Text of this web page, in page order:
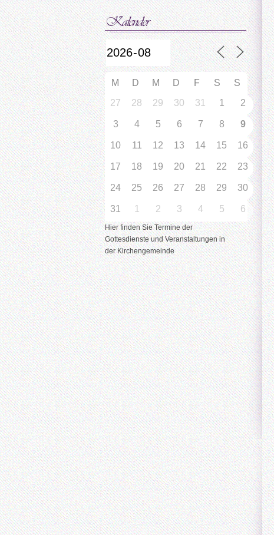
M D M D F S
S
27
28 29 30 31 1 2
3 4 5 6 7 8 9
10 11 12 13 14 15 16
17 18 19 20 21 22 23
24 25 26 27 28 29 30
31 1 2 3 4 5 6
Hier finden Sie Termine der
Gottesdienste und Veranstaltungen in
der Kirchengemeinde